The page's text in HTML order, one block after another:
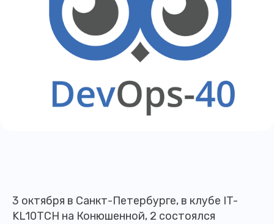
3 октября в Санкт-Петербурге, в клубе IT-
KL10TCH на Конюшенной, 2 состоялся